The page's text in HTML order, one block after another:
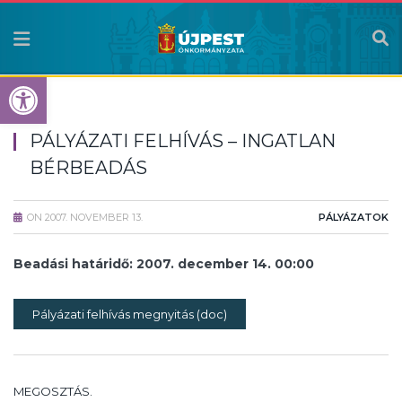
Eszköztár megnyitása
PÁLYÁZATI FELHÍVÁS – INGATLAN
BÉRBEADÁS
ON 2007. NOVEMBER 13. PÁLYÁZATOK
Beadási határidő: 2007. december 14. 00:00
Pályázati felhívás megnyitás (doc)
MEGOSZTÁS.